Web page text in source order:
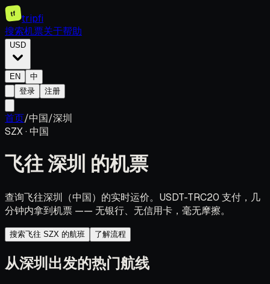
tf
tripfi
搜索机票关于帮助
USD
EN
中
登录
注册
首页/中国/深圳
SZX·中国
飞往深圳 的机票
查询飞往深圳（中国）的实时运价。USDT-TRC20 支付，几
分钟内拿到机票 —— 无银行、无信用卡，毫无摩擦。
搜索飞往 SZX 的航班 了解流程
从深圳出发的热门航线